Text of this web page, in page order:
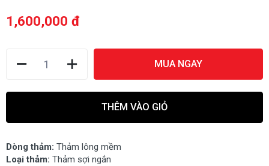
1,600,000 đ
MUA NGAY
THÊM VÀO GIỎ
Dòng thảm: Thảm lông mềm
Loại thảm: Thảm sợi ngắn